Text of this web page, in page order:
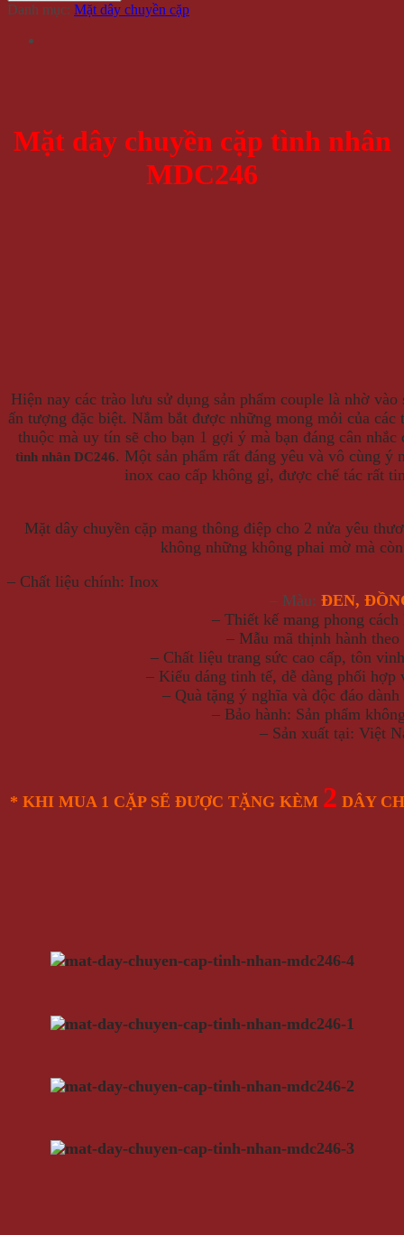
Danh mục: Mặt dây chuyền cặp
Mặt dây chuyền cặp tình nhân
MDC246
Hiện nay các trào lưu sử dụng sản phẩm couple là nhờ
ấn tượng đặc biệt. Nắm bắt được những mong mỏi của
thuộc mà uy tín sẽ cho bạn 1 gợi ý mà bạn đáng cân
tình nhân DC246. Một sản phẩm rất đáng yêu và vô cùng ý
inox cao cấp không gỉ, được chế tác rất
Mặt dây chuyền cặp mang thông điệp cho 2 nửa yêu
không những không phai mờ mà
– Chất liệu chính: Inox
– Màu: ĐEN,
– Thiết kế mang phong cách
– Mẫu mã thịnh hành
– Chất liệu trang sức cao cấp, tôn
– Kiểu dáng tinh tế, dễ dàng phối hợp
– Quà tặng ý nghĩa và độc đáo
– Bảo hành: Sản phẩm
– Sản xuất tại: Việt
* KHI MUA 1 CẶP SẼ ĐƯỢC TẶNG KÈM 2 DÂY